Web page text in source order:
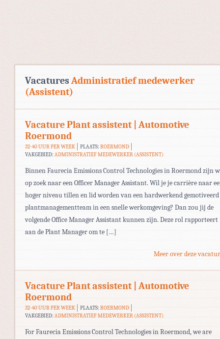
VacaturesAdministratief medewerker
(Assistent)
Vacature Plant assistent | Automotive
Roermond
32-40 UUR PER WEEK PLAATS: ROERMOND
VAKGEBIED: ADMINISTRATIEF MEDEWERKER (ASSISTENT)
Binnen Faurecia Emissions Control Technologies in Roermond zijn
op zoek naar een Officer Manager Assistant. Wil je je carrière naar
hoger niveau tillen en lid worden van een hardwerkend gemotiveerd
plantmanagementteam in een snelle werkomgeving? Dan zou jij de
volgende Office Manager Assistant kunnen zijn. Deze rol rapporteert
aan de Plant Manager om te […]
Meer over deze
Vacature Plant assistent | Automotive
Roermond
32-40 UUR PER WEEK PLAATS: ROERMOND
VAKGEBIED: ADMINISTRATIEF MEDEWERKER (ASSISTENT)
For Faurecia Emissions Control Technologies in Roermond, we are